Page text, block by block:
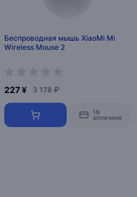
Беспроводная мышь XiaoMi Mi
Wireless Mouse 2
227 ¥ 3 178 ₽
16
оплачено